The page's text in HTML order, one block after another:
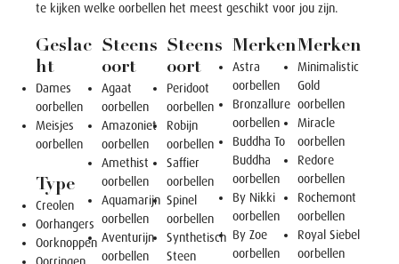
te kijken welke oorbellen het meest geschikt voor jou zijn.
Geslac
ht
Dames
oorbellen
Meisjes
oorbellen
Type
Creolen
Oorhangers
Oorknoppen
Steens
oort
Agaat
oorbellen
Amazoniet
oorbellen
Amethist
oorbellen
Aquamarijn
oorbellen
Aventurijn
oorbellen
Steens
oort
Peridoot
oorbellen
Robijn
oorbellen
Saffier
oorbellen
Spinel
oorbellen
Synthetisch
Steen
Merken
Astra
oorbellen
Bronzallure
oorbellen
Buddha To
Buddha
oorbellen
By Nikki
oorbellen
By Zoe
oorbellen
Merken
Minimalistic
Gold
oorbellen
Miracle
oorbellen
Redore
oorbellen
Rochemont
oorbellen
Royal Siebel
oorbellen